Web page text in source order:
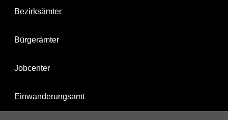
Bezirksämter
Bürgerämter
Jobcenter
Einwanderungsamt